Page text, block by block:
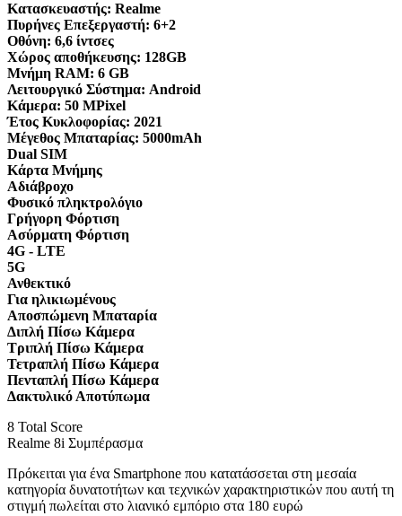
Κατασκευαστής: Realme
Πυρήνες Επεξεργαστή: 6+2
Οθόνη: 6,6 ίντσες
Χώρος αποθήκευσης: 128GB
Μνήμη RAM: 6 GB
Λειτουργικό Σύστημα: Android
Κάμερα: 50 MPixel
Έτος Κυκλοφορίας: 2021
Μέγεθος Μπαταρίας: 5000mAh
Dual SIM
Κάρτα Μνήμης
Αδιάβροχο
Φυσικό πληκτρολόγιο
Γρήγορη Φόρτιση
Ασύρματη Φόρτιση
4G - LTE
5G
Ανθεκτικό
Για ηλικιωμένους
Αποσπώμενη Μπαταρία
Διπλή Πίσω Κάμερα
Τριπλή Πίσω Κάμερα
Τετραπλή Πίσω Κάμερα
Πενταπλή Πίσω Κάμερα
Δακτυλικό Αποτύπωμα
8 Total Score
Realme 8i Συμπέρασμα
Πρόκειται για ένα Smartphone που κατατάσσεται στη μεσαία
κατηγορία δυνατοτήτων και τεχνικών χαρακτηριστικών που αυτή τη
στιγμή πωλείται στο λιανικό εμπόριο στα 180 ευρώ